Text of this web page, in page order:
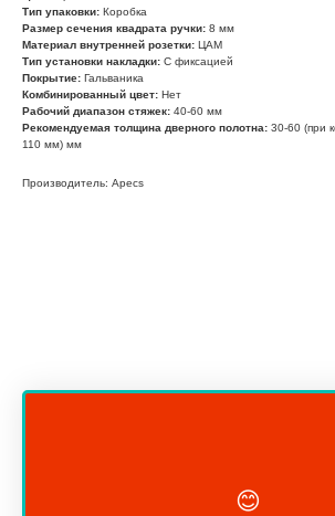
Тип упаковки: Коробка
Размер сечения квадрата ручки: 8 мм
Материал внутренней розетки: ЦАМ
Тип установки накладки: С фиксацией
Покрытие: Гальваника
Комбинированный цвет: Нет
Рабочий диапазон стяжек: 40-60 мм
Рекомендуемая толщина дверного полотна: 30-60 (при
110 мм) мм
Производитель: Apecs
😊